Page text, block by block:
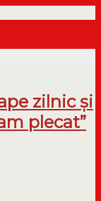
zilnic și
plecat”